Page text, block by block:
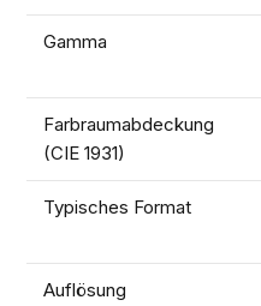
Gamma
Farbraumabdeckung
(CIE 1931)
Typisches Format
Auflösung